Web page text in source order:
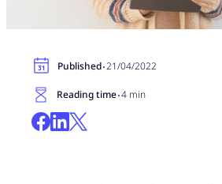
Published·21/04/2022
Reading time·4 min